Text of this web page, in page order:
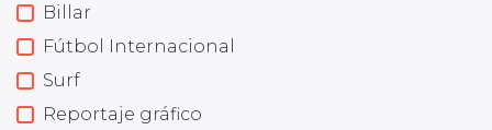
Billar
Fútbol Internacional
Surf
Reportaje gráfico